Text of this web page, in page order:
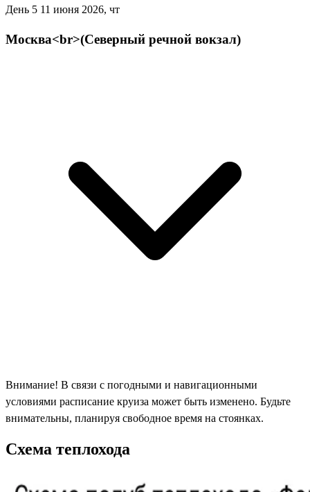
День 5 11 июня 2026, чт
Москва<br>(Северный речной вокзал)
Внимание! В связи с погодными и навигационными
условиями расписание круиза может быть изменено. Будьте
внимательны, планируя свободное время на стоянках.
Схема теплохода